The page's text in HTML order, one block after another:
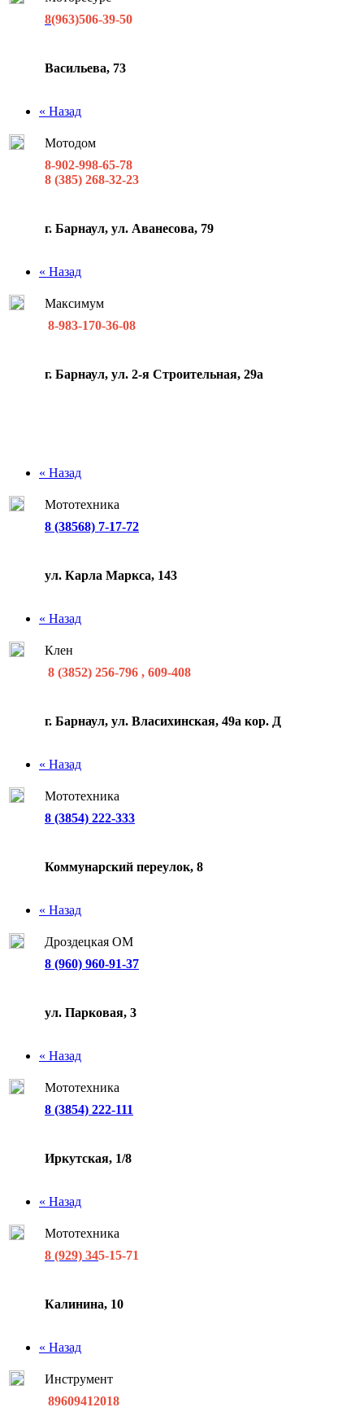
8(963)506-39-50
Васильева, 73
« Назад
Мотодом
8-902-998-65-78
8 (385) 268-32-23
г. Барнаул, ул. Аванесова, 79
« Назад
Максимум
8-983-170-36-08
г. Барнаул, ул. 2-я Строительная, 29а
« Назад
Мототехника
8 (38568) 7-17-72
ул. Карла Маркса, 143
« Назад
Клен
8 (3852) 256-796 , 609-408
г. Барнаул, ул. Власихинская, 49а кор. Д
« Назад
Мототехника
8 (3854) 222-333
Коммунарский переулок, 8
« Назад
Дроздецкая ОМ
8 (960) 960-91-37
ул. Парковая, 3
« Назад
Мототехника
8 (3854) 222-111
Иркутская, 1/8
« Назад
Мототехника
8 (929) 345-15-71
Калинина, 10
« Назад
Инструмент
89609412018